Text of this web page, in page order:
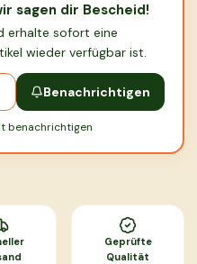
sagen dir Bescheid!
erhalte sofort eine
wieder verfügbar ist.
Benachrichtigen
benachrichtigen
Geprüfte
Qualität